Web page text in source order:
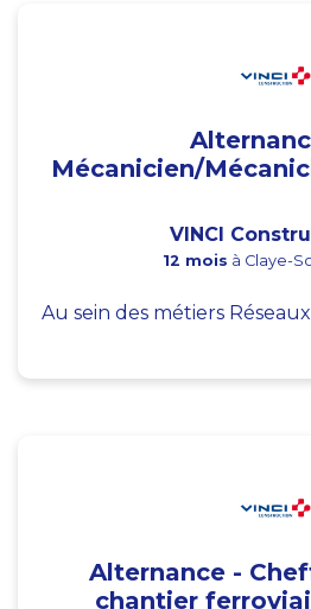
Mécanicien/
VINCI
12 mois à Claye-
Au sein des métiers
Alternance -
chantier